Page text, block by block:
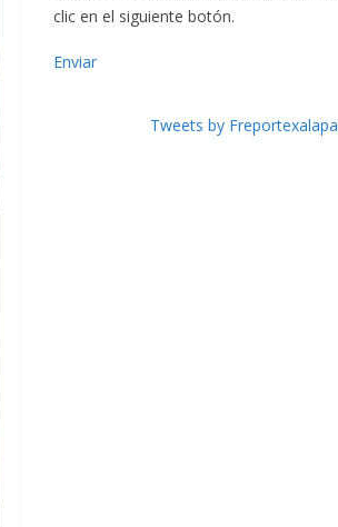
clic en el siguiente botón.
Enviar
Tweets by Freportexalapa